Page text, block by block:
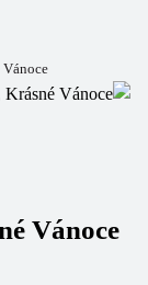
Vánoce